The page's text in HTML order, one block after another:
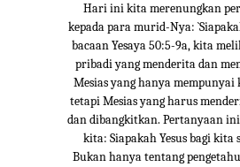
Hari ini kita merenungkan
kepada para murid-Nya:
bacaan Yesaya 50:5-9a, kita
pribadi yang menderita dan
Mesias yang hanya
tetapi Mesias yang harus
dan dibangkitkan. Pertanyaan
kita: Siapakah Yesus bagi kita
Bukan hanya tentang